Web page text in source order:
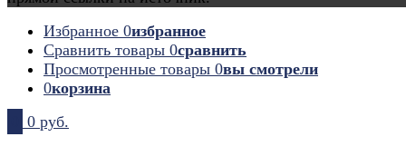
Избранное 0избранное
Сравнить товары 0сравнить
Просмотренные товары 0вы смотрели
0корзина
0 руб.